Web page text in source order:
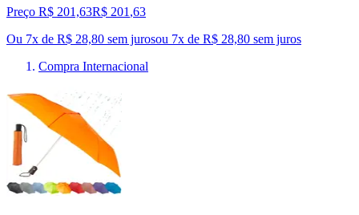
Preço R$ 201,63R$ 201 ,63
Ou 7x de R$ 28,80 sem jurosou 7x de R$ 28,80 sem juros
Compra Internacional